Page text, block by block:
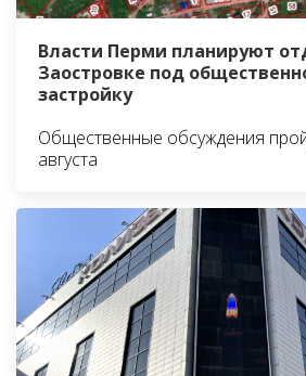
Власти Перми планируют
Заостровке под
застройку
Общественные обсуждения
августа